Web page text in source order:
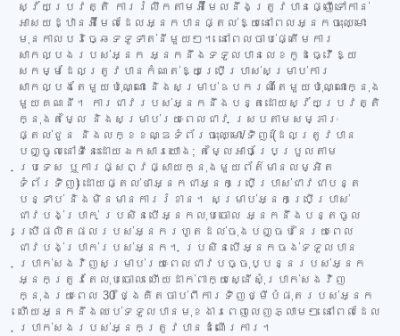
ស្វ័យប្រវត្តិ ការរំលឹកតាមអ៊ីមែលនឹងត្រូវបានផ្ញើទៅកាន់
អាសយដ្ឋានអ៊ីមែលដែលអ្នកបានផ្តល់ឱ្យនៅពេលអ្នកចុះឈ្មោះ
មុនកាលបរិច្ឆេទទូទាត់នីមួយៗ។ នៅពេលចាប់ផ្តើមការ
សាកល្បងរបស់អ្នក អ្នកនឹងទទួលបានលេខកូដធ្វើឱ្យ
សកម្មដែលត្រូវបានកំណត់ឱ្យប្រើប្រាស់សម្រាប់ការ
សាកល្បងតែមួយប៉ុណ្ណោះ និងសម្រាប់ឧបករណ៍តែមួយប៉ុណ្ណោះក្នុង
មួយគណនី។ ការជាវរបស់អ្នកនឹងបន្តដោយស្វ័យប្រវត្តិ
ក្នុងតម្លៃ និងសម្រាប់រយៈពេលជាវ ស្របតាមសម្ភារៈ
ផ្តល់ជូន និងលក្ខខណ្ឌទំព័រចុះឈ្មោះ/ទិញ (ដែលត្រូវបាន
បញ្ចូលនៅទីនេះដោយឯកសារយោង; តម្លៃអាចប្រែប្រួលតាម
ប្រទេស ឬការផ្សព្វផ្សាយក្នុងមួយព័ត៌មានលម្អិត
ទំព័រទិញ) ដោយផ្តល់ថាអ្នកជាអ្នកប្រើប្រាស់ជាវជាបន្ត
បន្ទាប់ និងមិនមានការរំខាន។ សម្រាប់អ្នកប្រើប្រាស់
ជាវបង់ប្រាក់ ប្រសិនបើអ្នកលុបចោល អ្នកនឹងបន្តចូល
ប្រើផលិតផលរបស់អ្នករហូតដល់ចុងបញ្ចប់នៃរយៈពេល
ជាវបង់ប្រាក់របស់អ្នក។ ប្រសិនបើអ្នកចង់ទទួលបាន
ប្រាក់សងវិញសម្រាប់រយៈពេលជាវបច្ចុប្បន្នរបស់អ្នក
អ្នកត្រូវតែលុបចោល ហើយដាក់ពាក្យស្នើសុំប្រាក់សងវិញ
ក្នុងរយៈពេល 30 ថ្ងៃគិតចាប់ពីការទិញថ្មីបំផុតរបស់អ្នក
ហើយអ្នកនឹងឈប់ទទួលបានមុខងារពេញលេញភ្លាមៗ នៅពេលដែល
ប្រាក់សងរបស់អ្នកត្រូវបានដំណើរការ។